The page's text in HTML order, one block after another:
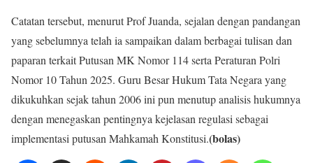
Catatan tersebut, menurut Prof Juanda, sejalan dengan pandangan
yang sebelumnya telah ia sampaikan dalam berbagai tulisan dan
paparan terkait Putusan MK Nomor 114 serta Peraturan Polri
Nomor 10 Tahun 2025. Guru Besar Hukum Tata Negara yang
dikukuhkan sejak tahun 2006 ini pun menutup analisis hukumnya
dengan menegaskan pentingnya kejelasan regulasi sebagai
implementasi putusan Mahkamah Konstitusi.(bolas)